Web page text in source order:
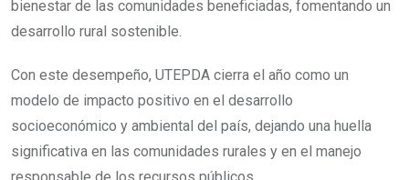
bienestar de las comunidades beneficiadas, fomentando un
desarrollo rural sostenible.
Con este desempeño, UTEPDA cierra el año como un
modelo de impacto positivo en el desarrollo
socioeconómico y ambiental del país, dejando una huella
significativa en las comunidades rurales y en el manejo